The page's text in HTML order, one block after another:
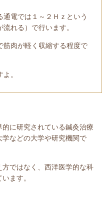
通電では１～２Ｈｚという
れる）で行います。
筋肉が軽く収縮する程度で
。
に研究されている鍼灸治療
などの大学や研究機関で
ではなく、西洋医学的な科
ます。